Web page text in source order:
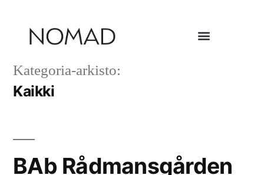
Kategoria-arkisto:
Kaikki
BAb Rådmansgården